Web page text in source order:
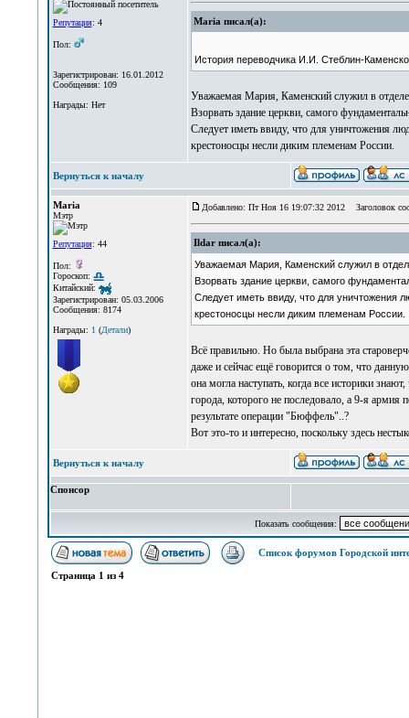
Репутация: 4
Пол:
Зарегистрирован: 16.01.2012
Сообщения: 109
Награды: Нет
Maria писал(а):
История переводчика И.И. Стеблин-
Уважаемая Мария, Каменский служил в отделе
Взорвать здание церкви, самого
Следует иметь ввиду, что для уничтожения
крестоносцы несли диким племенам России.
Вернуться к началу
Maria
Мэтр
Репутация: 44
Пол:
Гороскоп:
Китайский:
Зарегистрирован: 05.03.2006
Сообщения: 8174
Награды: 1(Детали)
Добавлено: Пт Ноя 16 19:07:32 2012 Заголовок
Ildar писал(а):
Уважаемая Мария, Каменский служил в
Взорвать здание церкви, самого
Следует иметь ввиду, что для уничтожения
крестоносцы несли диким племенам России.
Всё правильно. Но была выбрана эта
даже и сейчас ещё говорится о том, что
она могла наступать, когда все историки
города, которого не последовало, а 9-я
результате операции "Бюффель"..?
Вот это-то и интересно, поскольку здесь
Вернуться к началу
Спонсор
Показать сообщения:
Список форумов Городской
Страница 1 из4